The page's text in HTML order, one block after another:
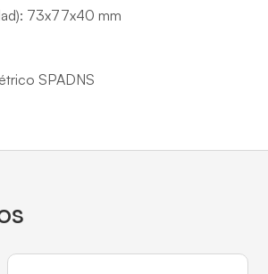
73x77x40 mm
SPADNS